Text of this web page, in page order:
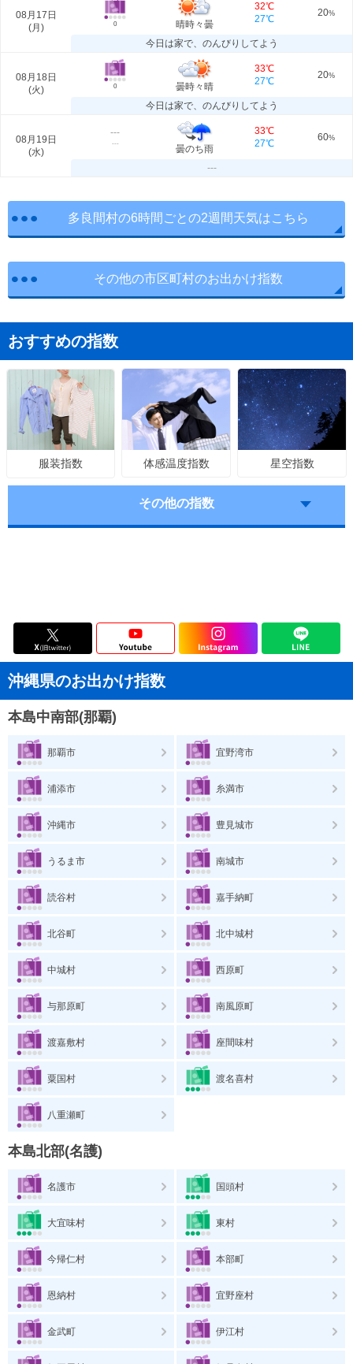
08月17日
(月 ) 0 晴時々曇
32℃
27℃
20%
今日は家で、のんびりしてよう
08月18日
(火) 0 曇時々晴
33℃
27℃
20%
今日は家で、のんびりしてよう
08月19日
(水)
---
---
曇のち雨
33℃
27℃
60%
---
多良間村の6時間ごとの2週間天気はこちら
その他の市区町村のお出かけ指数
おすすめの指数
服装指数 体感温度指数 星空指数
その他の指数
沖縄県のお出かけ指数
本島中南部(那覇)
那覇市 宜野湾市
浦添市 糸満市
沖縄市 豊見城市
うるま市 南城市
読谷村 嘉手納町
北谷町 北中城村
中城村 西原町
与那原町 南風原町
渡嘉敷村 座間味村
粟国村 渡名喜村
八重瀬町
本島北部(名護)
名護市 国頭村
大宜味村 東村
今帰仁村 本部町
恩納村 宜野座村
金武町 伊江村